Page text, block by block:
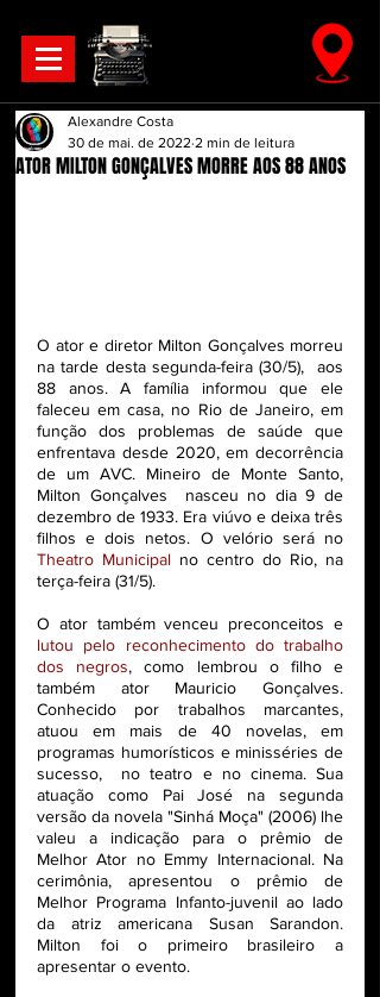
ATOR MILTON GONÇALVES MORRE AOS 88 ANOS
Alexandre Costa
30 de mai. de 2022 2 min de leitura
O ator e diretor Milton Gonçalves morreu
na tarde desta segunda-feira (30/5),  aos
88 anos. A família informou que ele
faleceu em casa, no Rio de Janeiro, em
função dos problemas de saúde que
enfrentava desde 2020, em decorrência
de um AVC. Mineiro de Monte Santo,
Milton Gonçalves  nasceu no dia 9 de
dezembro de 1933. Era viúvo e deixa três
Theatro Municipal no centro do Rio, na
terça-feira (31/5).
lutou pelo reconhecimento do trabalho
dos negros, como lembrou o filho e
também ator Mauricio Gonçalves.
Conhecido por trabalhos marcantes,
atuou em mais de 40 novelas, em
programas humorísticos e minisséries de
sucesso,  no teatro e no cinema. Sua
atuação como Pai José na segunda
versão da novela "Sinhá Moça" (2006) lhe
valeu a indicação para o prêmio de
Melhor Ator no Emmy Internacional. Na
cerimônia, apresentou o prêmio de
Melhor Programa Infanto-juvenil ao lado
da atriz americana Susan Sarandon.
Milton foi o primeiro brasileiro a
apresentar o evento.